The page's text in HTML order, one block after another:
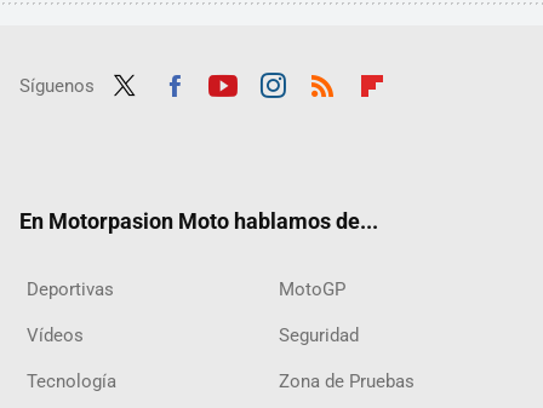
Síguenos
En Motorpasion Moto hablamos de...
Deportivas MotoGP
Vídeos Seguridad
Tecnología Zona de Pruebas